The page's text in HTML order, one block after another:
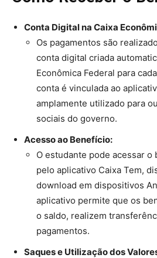
Conta Digital na Caixa
Os pagamentos são
conta digital criada
Econômica Federal para
conta é vinculada ao
amplamente utilizado para
sociais do governo.
Acesso ao Benefício:
O estudante pode acessar
pelo aplicativo Caixa Tem,
download em dispositivos
aplicativo permite que os
o saldo, realizem
pagamentos.
Saques e Utilização dos